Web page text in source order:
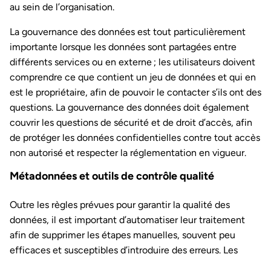
au sein de l’organisation.
La gouvernance des données est tout particulièrement
importante lorsque les données sont partagées entre
différents services ou en externe ; les utilisateurs doivent
comprendre ce que contient un jeu de données et qui en
est le propriétaire, afin de pouvoir le contacter s’ils ont des
questions. La gouvernance des données doit également
couvrir les questions de sécurité et de droit d’accès, afin
de protéger les données confidentielles contre tout accès
non autorisé et respecter la réglementation en vigueur.
Métadonnées et outils de contrôle qualité
Outre les règles prévues pour garantir la qualité des
données, il est important d’automatiser leur traitement
afin de supprimer les étapes manuelles, souvent peu
efficaces et susceptibles d’introduire des erreurs. Les